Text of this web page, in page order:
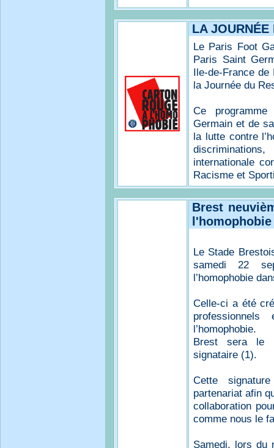
LA JOURNÉE
Le Paris Foot
Paris Saint
Ile-de-France de
la Journée du
Ce
Germain et de
la lutte contre
internationale
Racisme et
Brest
l'homophobie
Le Stade
samedi 22
l’homophobie
Celle-ci a été
l’homophobie.
Brest sera le
signataire (1).
Cette
partenariat afin
collaboration
comme nous le
Samedi, lors du